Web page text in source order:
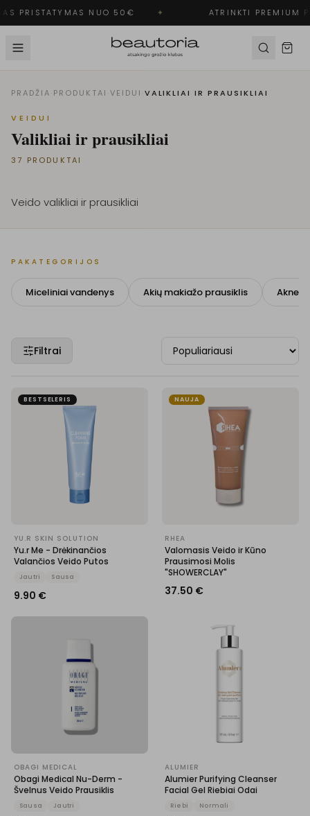
PRISTATYMAS NUO 50€ ATRINKTI PREMIUM
PRADŽIA·PRODUKTAI ·VEIDUI ·VALIKLIAI IR PRAUSIKLIAI
VEIDUI
Valikliai ir prausikliai
37 PRODUKTAI
Veido valikliai ir prausikliai
PAKATEGORIJOS
Miceliniai vandenys Akių makiažo prausiklis Aknei
Filtrai
BESTSELERIS
YU.R SKIN SOLUTION
Yu.r Me - Drėkinančios
Valančios Veido Putos
Jautri Sausa
9.90 €
NAUJA
RHEA
Valomasis Veido ir Kūno
Prausimosi Molis
"SHOWERCLAY"
37.50 €
OBAGI MEDICAL
Obagi Medical Nu-Derm -
Švelnus Veido Prausiklis
Sausa Jautri
ALUMIER
Alumier Purifying Cleanser
Facial Gel Riebiai Odai
Riebi Normali